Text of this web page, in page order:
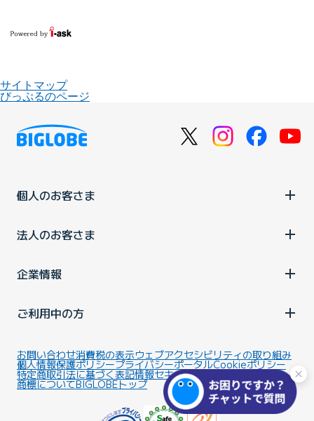
サイトマップ
びっぷるのページ
個人のお客さま
法人のお客さま
企業情報
ご利用中の方
お問い合わせ消費税の表示ウェブアクセシビリティの取り組み
個人情報保護ポリシープライバシーポータルCookieポリシー
特定商取引法に基づく表記情報セキュリティ基本方針
商標についてBIGLOBEトップ